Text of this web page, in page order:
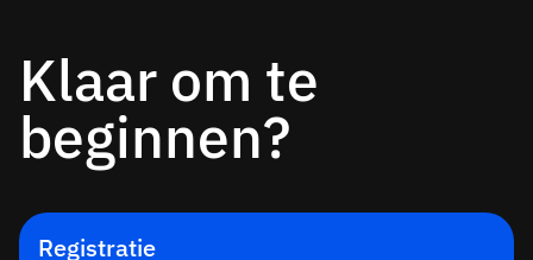
Klaar om te
beginnen?
Registratie